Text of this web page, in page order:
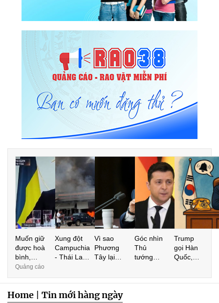
Muốn giữ
được hoà
bình,
người
làm gì?
Xung đột
Campuchia
- Thái Lan,
chớ vội
mừng
Vì sao
Phương
Tây lại
Putin ?
Góc nhìn
Thủ
tướng
Orban và
Trump
gọi Hàn
Quốc,
Quốc: Ai
Quảng cáo
Home Tin mới hàng ngày